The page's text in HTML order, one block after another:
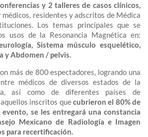
y 2 talleres de casos clínicos,
residentes y adscritos de Médica
Los temas principales que se
usos de la Resonancia Magnética en:
Sistema músculo esquelético,
y Abdomen / pelvis.
más de 800 espectadores, logrando una
médicos de diversos estados de la
así como de diferentes países de
inscritos quecubrieron el 80% de
se les entregará una constancia
Mexicano de Radiología e Imagen
para recertificación.